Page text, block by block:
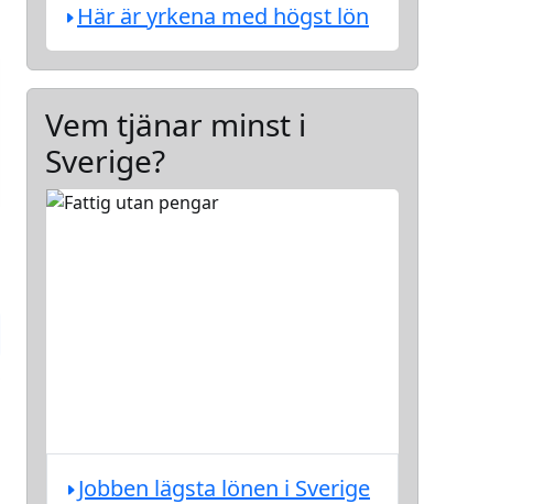
Här är yrkena med högst lön
Vem tjänar minst i
Sverige?
Jobben lägsta lönen i Sverige